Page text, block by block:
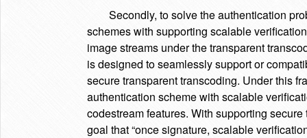
Secondly, to solve the authentication
schemes with supporting scalable
image streams under the transparent
is designed to seamlessly support or
secure transparent transcoding. Under this
authentication scheme with scalable
codestream features. With supporting
goal that “once signature, scalable